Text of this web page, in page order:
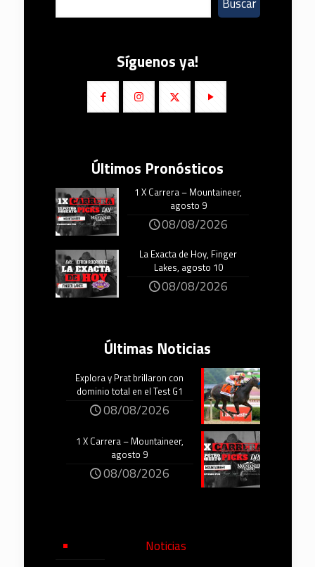
Síguenos ya!
Últimos Pronósticos
1 X Carrera – Mountaineer,
agosto 9
08/08/2026
La Exacta de Hoy, Finger
Lakes, agosto 10
08/08/2026
Últimas Noticias
Explora y Prat brillaron con
dominio total en el Test G1
08/08/2026
1 X Carrera – Mountaineer,
agosto 9
08/08/2026
Noticias